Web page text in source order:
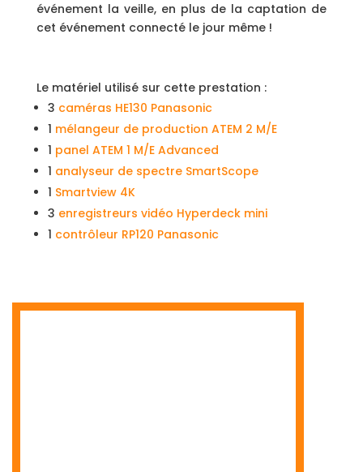
événement la veille, en plus de la captation de
cet événement connecté le jour même !
Le matériel utilisé sur cette prestation :
3 caméras HE130 Panasonic
1 mélangeur de production ATEM 2 M/E
1 panel ATEM 1 M/E Advanced
1 analyseur de spectre SmartScope
1 Smartview 4K
3 enregistreurs vidéo Hyperdeck mini
1 contrôleur RP120 Panasonic